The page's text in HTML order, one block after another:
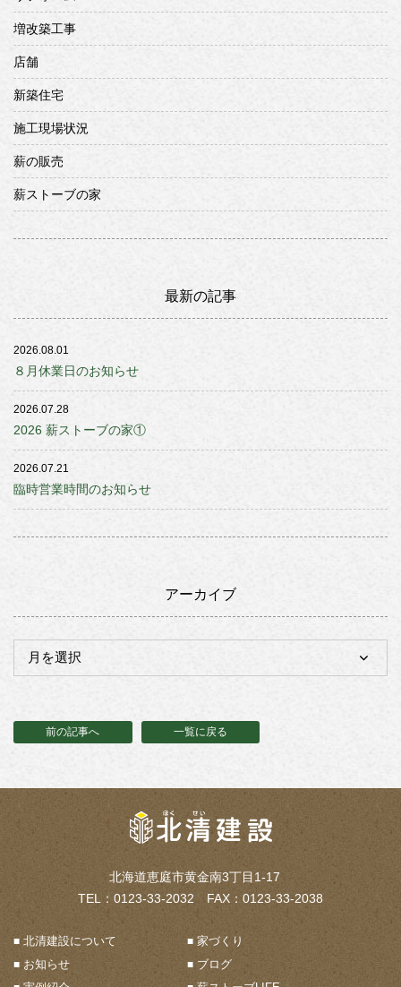
増改築工事
店舗
新築住宅
施工現場状況
薪の販売
薪ストーブの家
最新の記事
2026.08.01
８月休業日のお知らせ
2026.07.28
2026 薪ストーブの家①
2026.07.21
臨時営業時間のお知らせ
アーカイブ
前の記事へ 一覧に戻る
北海道恵庭市黄金南3丁目1-17
TEL：0123-33-2032 FAX：0123-33-2038
北清建設について
家づくり
お知らせ
ブログ